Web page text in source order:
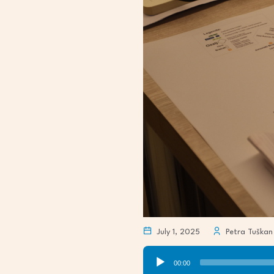
July 1, 2025 Petra Tuškan
Audio
Player
00:00